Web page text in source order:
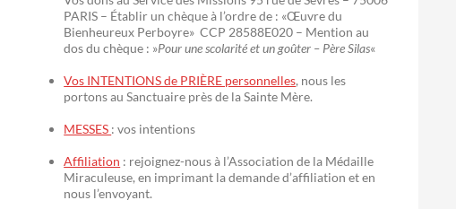
PARIS – Établir un chèque à l’ordre de : «Œuvre du
Bienheureux Perboyre» CCP 28588E020 – Mention au
dos du chèque : »Pour une scolarité et un goûter – Père Silas«
Vos INTENTIONS de PRIÈRE personnelles, nous les
portons au Sanctuaire près de la Sainte Mère.
MESSES : vos intentions
Affiliation : rejoignez-nous à l’Association de la Médaille
Miraculeuse, en imprimant la demande d’affiliation et en
nous l’envoyant.